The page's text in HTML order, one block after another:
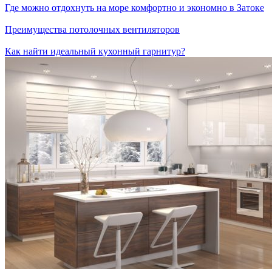
Где можно отдохнуть на море комфортно и экономно в Затоке
Преимущества потолочных вентиляторов
Как найти идеальный кухонный гарнитур?